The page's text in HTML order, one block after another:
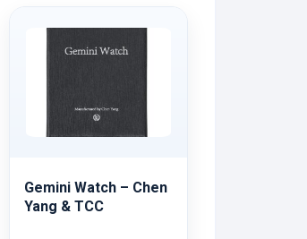
Gemini Watch – Chen
Yang & TCC